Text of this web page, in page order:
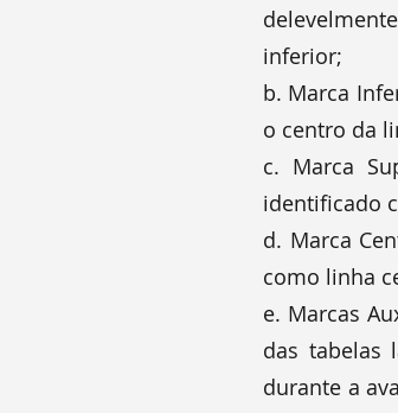
inferior;
b. Marca
o centro da
c. Marca
identificado
d. Marca
como linha
e. Marcas
das tabelas
durante a